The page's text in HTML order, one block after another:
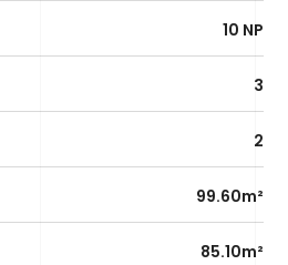
85.10m²
10 NP
2
99.60m²
3